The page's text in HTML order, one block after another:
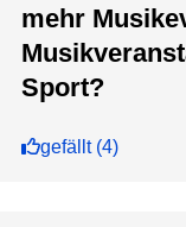
mehr
Sport?
gefällt(4)